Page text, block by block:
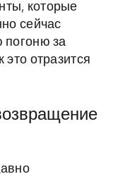
которые
сейчас
погоню за
это отразится